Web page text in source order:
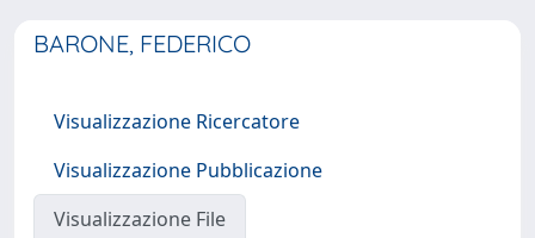
BARONE, FEDERICO
Visualizzazione Ricercatore
Visualizzazione Pubblicazione
Visualizzazione File